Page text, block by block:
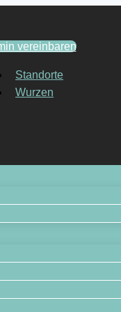
vereinbaren
Standorte
Wurzen